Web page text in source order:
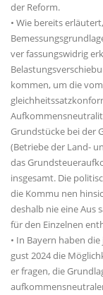
der Reform.
• Wie bereits
ver fassungswidrig
kommen, um die
Grundstücke bei der
(Betriebe der Land-
das
insgesamt. Die
die Kommu nen
deshalb nie eine Aus
für den Einzelnen
• In Bayern haben
gust 2024 die
er fragen, die